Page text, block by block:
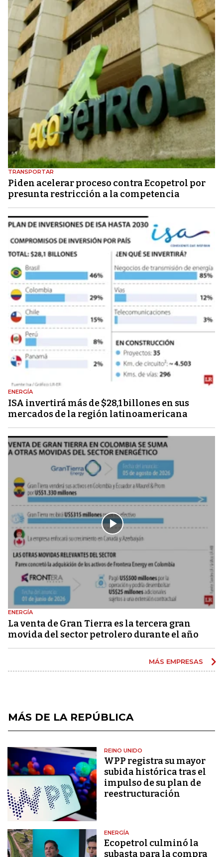
TRANSPORTAR
Piden acelerar proceso contra Ecopetrol por
presunta restricción a la competencia
ENERGÍA
ISA invertirá más de $28,1 billones en sus
mercados de la región latinoamericana
ENERGÍA
La venta de Gran Tierra es la tercera gran
movida del sector petrolero durante el año
MÁS EMPRESAS
MÁS DE LA REPÚBLICA
REINO UNIDO
WPP registra su mayor
subida histórica tras el
impulso de su plan de
reestructuración
ENERGÍA
Ecopetrol culminó la
subasta para la compra